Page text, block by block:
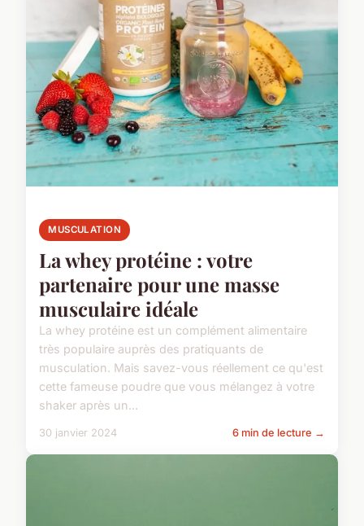
MUSCULATION
La whey protéine : votre
partenaire pour une masse
musculaire idéale
La whey protéine est un complément alimentaire
très populaire auprès des pratiquants de
musculation. Mais savez-vous réellement ce qu'est
cette fameuse poudre que vous mélangez à votre
shaker après un...
30 janvier 2024 6 min de lecture →